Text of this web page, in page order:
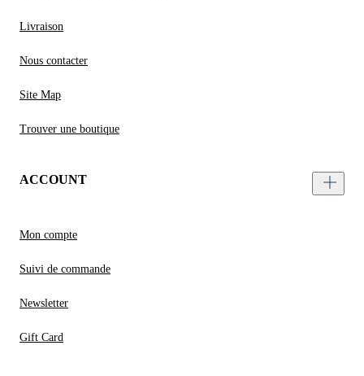
Livraison
Nous contacter
Site Map
Trouver une boutique
ACCOUNT
Mon compte
Suivi de commande
Newsletter
Gift Card